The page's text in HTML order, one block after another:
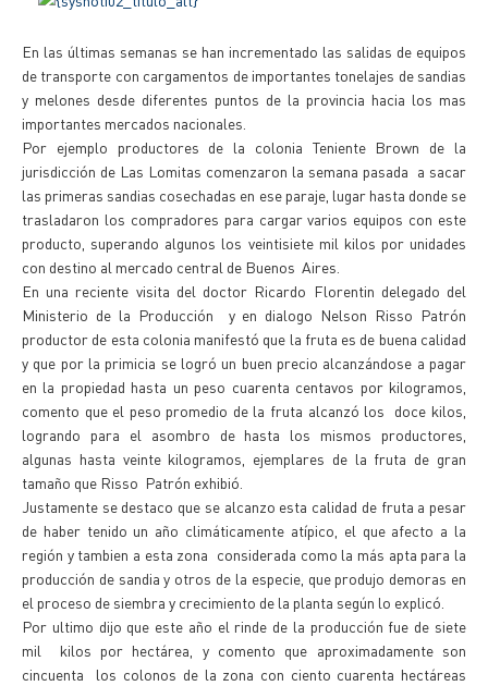
En las últimas semanas se han incrementado las salidas de equipos
de transporte con cargamentos de importantes tonelajes de sandias
y melones desde diferentes puntos de la provincia hacia los mas
importantes mercados nacionales.
Por ejemplo productores de la colonia Teniente Brown de la
jurisdicción de Las Lomitas comenzaron la semana pasada a sacar
las primeras sandias cosechadas en ese paraje, lugar hasta donde se
trasladaron los compradores para cargar varios equipos con este
producto, superando algunos los veintisiete mil kilos por unidades
con destino al mercado central de Buenos Aires.
En una reciente visita del doctor Ricardo Florentin delegado del
Ministerio de la Producción y en dialogo Nelson Risso Patrón
productor de esta colonia manifestó que la fruta es de buena calidad
y que por la primicia se logró un buen precio alcanzándose a pagar
en la propiedad hasta un peso cuarenta centavos por kilogramos,
comento que el peso promedio de la fruta alcanzó los doce kilos,
logrando para el asombro de hasta los mismos productores,
algunas hasta veinte kilogramos, ejemplares de la fruta de gran
tamaño que Risso Patrón exhibió.
Justamente se destaco que se alcanzo esta calidad de fruta a pesar
de haber tenido un año climáticamente atípico, el que afecto a la
región y tambien a esta zona considerada como la más apta para la
producción de sandia y otros de la especie, que produjo demoras en
el proceso de siembra y crecimiento de la planta según lo explicó.
Por ultimo dijo que este año el rinde de la producción fue de siete
mil kilos por hectárea, y comento que aproximadamente son
cincuenta los colonos de la zona con ciento cuarenta hectáreas